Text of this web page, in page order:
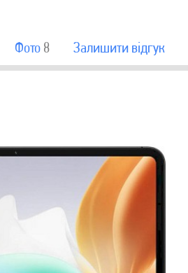
Фото 8 Залишити вiдгук